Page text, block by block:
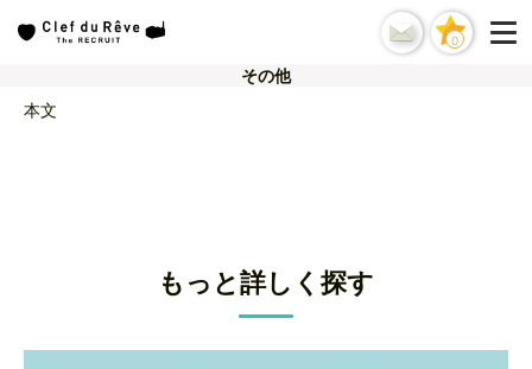
0
その他
本文
もっと詳しく探す